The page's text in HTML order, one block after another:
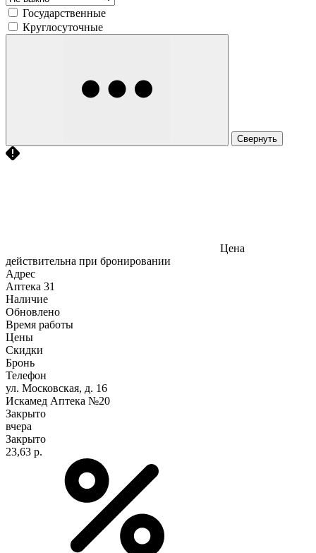
Государственные
Круглосуточные
Свернуть
Цена
действительна при бронировании
Адрес
Аптека 31
Наличие
Обновлено
Время работы
Цены
Скидки
Бронь
Телефон
ул. Московская, д. 16
Искамед Аптека №20
Закрыто
вчера
Закрыто
23,63 р.